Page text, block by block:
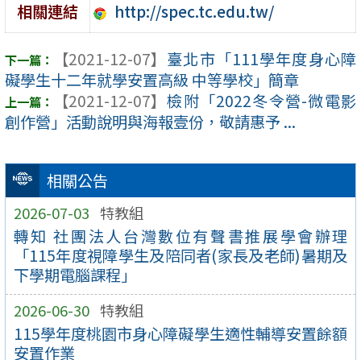
相關公告
2026-07-03 特教組
轉知 社團法人台灣數位有聲書推展學會辦理
「115年度視障學生及陪同者(家長及老師)暑期及
下學期電腦課程」
2026-06-30 特教組
115學年度桃園市身心障礙學生適性輔導安置餘額
安置作業
相關連結
http://spec.tc.edu.tw/
【2021-12-07】 臺北市「111學年度身心障
礙學生十二年就學安置高級 中等學校」簡章
【2021-12-07】 檢附「2022冬令營-微電影
創作營」活動說明與海報壹份，敬請惠予 ...